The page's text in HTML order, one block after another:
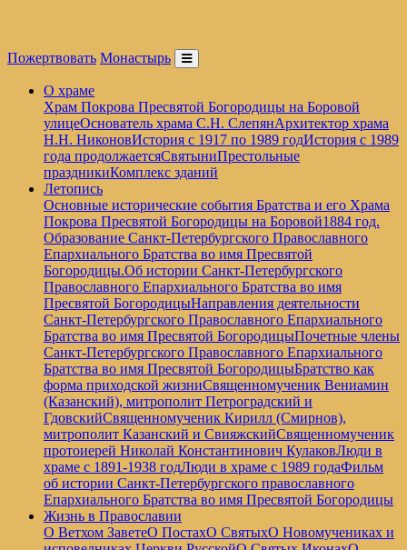
Пожертвовать Монастырь
О храме
Храм Покрова Пресвятой Богородицы на Боровой
улицеОснователь храма С.Н. СлепянАрхитектор храма
Н.Н. НиконовИстория с 1917 по 1989 годИстория с 1989
года продолжаетсяСвятыниПрестольные
праздникиКомплекс зданий
Летопись
Основные исторические события Братства и его Храма
Покрова Пресвятой Богородицы на Боровой1884 год.
Образование Санкт-Петербургского Православного
Епархиального Братства во имя Пресвятой
Богородицы.Об истории Санкт-Петербургского
Православного Епархиального Братства во имя
Пресвятой БогородицыНаправления деятельности
Санкт-Петербургского Православного Епархиального
Братства во имя Пресвятой БогородицыПочетные члены
Санкт-Петербургского Православного Епархиального
Братства во имя Пресвятой БогородицыБратство как
форма приходской жизниСвященномученик Вениамин
(Казанский), митрополит Петроградский и
ГдовскийСвященномученик Кирилл (Смирнов),
митрополит Казанский и СвияжскийСвященномученик
протоиерей Николай Константинович КулаковЛюди в
храме с 1891-1938 годЛюди в храме с 1989 годаФильм
об истории Санкт-Петербургского православного
Епархиального Братства во имя Пресвятой Богородицы
Жизнь в Православии
О Ветхом ЗаветеО ПостахО СвятыхО Новомучениках и